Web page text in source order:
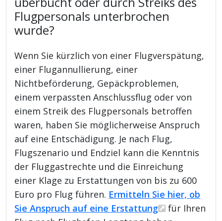
Flugpersonals unterbrochen
wurde?
Wenn Sie kürzlich von einer Flugverspätung,
einer Flugannullierung, einer
Nichtbeförderung, Gepäckproblemen,
einem verpassten Anschlussflug oder von
einem Streik des Flugpersonals betroffen
waren, haben Sie möglicherweise Anspruch
auf eine Entschädigung. Je nach Flug,
Flugszenario und Endziel kann die Kenntnis
der Fluggastrechte und die Einreichung
einer Klage zu Erstattungen von bis zu 600
Euro pro Flug führen. Ermitteln Sie hier, ob
Sie Anspruch auf eine Erstattung
für Ihren